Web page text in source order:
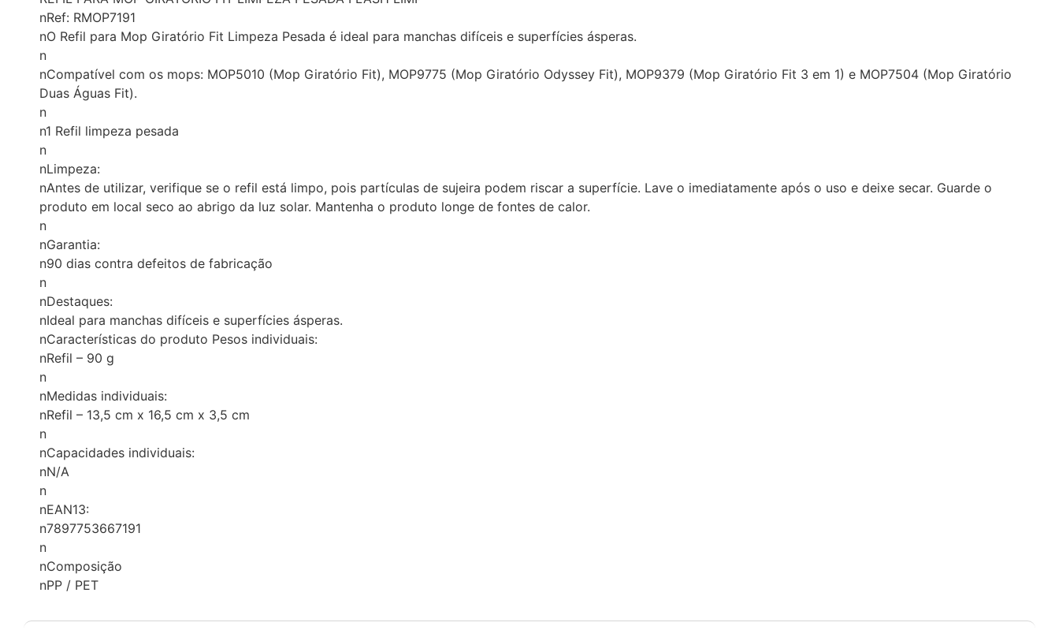
nRef: RMOP7191
nO Refil para Mop Giratório Fit Limpeza Pesada é ideal para manchas difíceis e superfícies ásperas.
n
nCompatível com os mops: MOP5010 (Mop Giratório Fit), MOP9775 (Mop Giratório Odyssey Fit), MOP9379 (Mop Giratório Fit 3 em 1) e MOP7504 (Mop Giratório
Duas Águas Fit).
n
n1 Refil limpeza pesada
n
nLimpeza:
nAntes de utilizar, verifique se o refil está limpo, pois partículas de sujeira podem riscar a superfície. Lave o imediatamente após o uso e deixe secar. Guarde o
produto em local seco ao abrigo da luz solar. Mantenha o produto longe de fontes de calor.
n
nGarantia:
n90 dias contra defeitos de fabricação
n
nDestaques:
nIdeal para manchas difíceis e superfícies ásperas.
nCaracterísticas do produto Pesos individuais:
nRefil – 90 g
n
nMedidas individuais:
nRefil – 13,5 cm x 16,5 cm x 3,5 cm
n
nCapacidades individuais:
nN/A
n
nEAN13:
n7897753667191
n
nComposição
nPP / PET